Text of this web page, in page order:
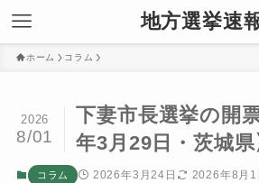
地方選挙速
ホーム コラム
下妻市長選挙の開
年3月29日・茨城県
2026
8/01
コラム 2026年3月24日 2026年8月1